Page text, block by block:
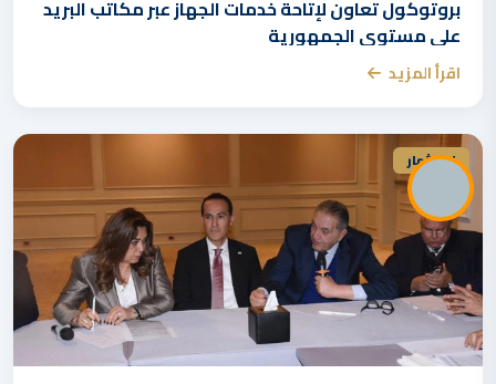
بروتوكول تعاون لإتاحة خدمات الجهاز عبر مكاتب البريد
على مستوى الجمهورية
اقرأ المزيد
استثمار